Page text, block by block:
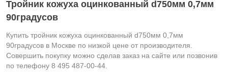
Тройник кожуха оцинкованный d750мм 0,7мм
90градусов
Купить тройник кожуха оцинкованный d750мм 0,7мм
90градусов в Москве по низкой цене от производителя.
Совершить покупку можно сделав заказ на сайте или позвонив
по телефону 8 495 487-00-44.